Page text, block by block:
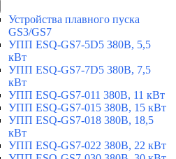
Устройства плавного пуска
GS3/GS7
УПП ESQ-GS7-5D5 380В, 5,5
кВт
УПП ESQ-GS7-7D5 380В, 7,5
кВт
УПП ESQ-GS7-011 380В, 11 кВт
УПП ESQ-GS7-015 380В, 15 кВт
УПП ESQ-GS7-018 380В, 18,5
кВт
УПП ESQ-GS7-022 380В, 22 кВт